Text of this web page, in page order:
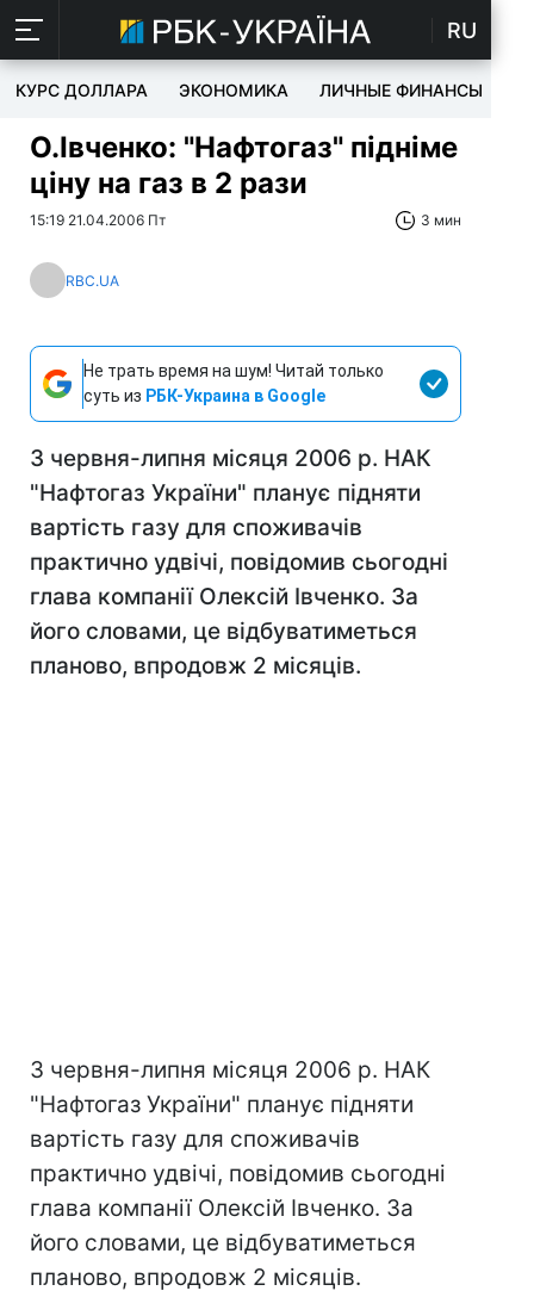
RU
КУРС ДОЛЛАРА ЭКОНОМИКА ЛИЧНЫЕ ФИНАНСЫ
О.Івченко: "Нафтогаз" підніме
ціну на газ в 2 рази
15:19 21.04.2006 Пт 3 мин
RBC.UA
Не трать время на шум! Читай только
суть из РБК-Украина в Google
З червня-липня місяця 2006 р. НАК
"Нафтогаз України" планує підняти
вартість газу для споживачів
практично удвічі, повідомив сьогодні
глава компанії Олексій Івченко. За
його словами, це відбуватиметься
планово, впродовж 2 місяців.
З червня-липня місяця 2006 р. НАК
"Нафтогаз України" планує підняти
вартість газу для споживачів
практично удвічі, повідомив сьогодні
глава компанії Олексій Івченко. За
його словами, це відбуватиметься
планово, впродовж 2 місяців.